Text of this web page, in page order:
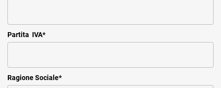
Partita IVA*
Ragione Sociale*